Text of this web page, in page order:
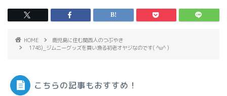
HOME
鹿児島に住む関西人のつぶやき
1748)_ジムニーグッズを買い漁る初老オヤジなのです( ^ω^ )
こちらの記事もおすすめ！